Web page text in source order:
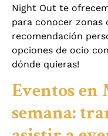
Night Out te
para conocer zonas
recomendación
opciones de ocio
dónde quieras!
Eventos
semana: